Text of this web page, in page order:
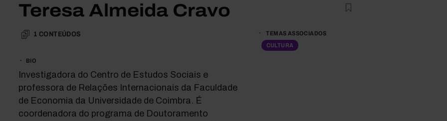
Teresa Almeida Cravo
1 CONTEÚDOS
BIO
Investigadora do Centro de Estudos Sociais e
professora de Relações Internacionais da Faculdade
de Economia da Universidade de Coimbra. É
coordenadora do programa de Doutoramento
TEMAS ASSOCIADOS
CULTURA